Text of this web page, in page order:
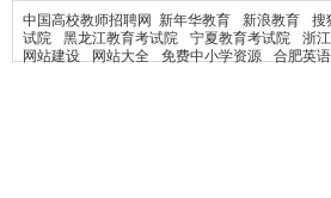
中国高校教师招聘网 新年华教育 新浪教育 搜
试院
黑龙江教育考试院 宁夏教育考试院 浙
网站建设
网站大全 免费中小学资源 合肥英